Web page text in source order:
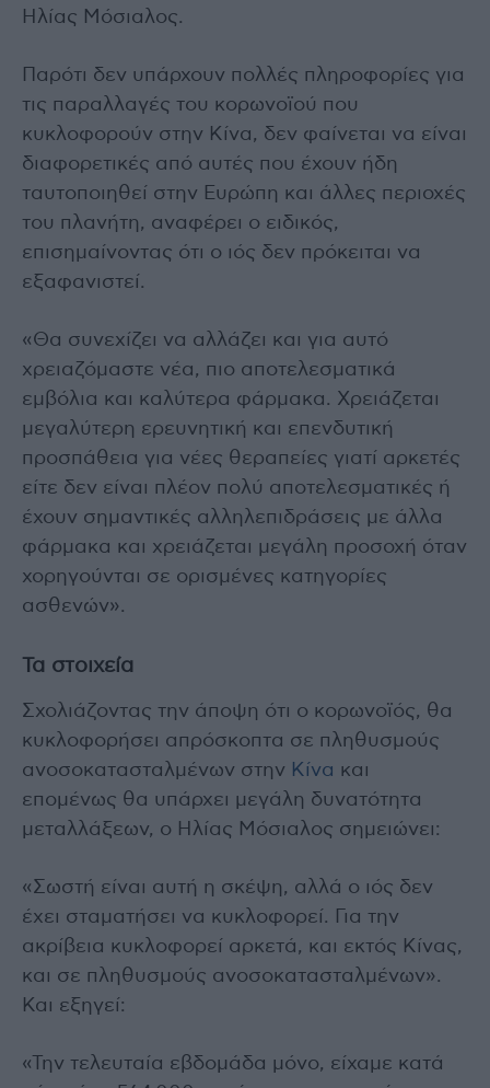
Ηλίας Μόσιαλος.
Παρότι δεν υπάρχουν πολλές πληροφορίες για
τις παραλλαγές του κορωνοϊού που
κυκλοφορούν στην Κίνα, δεν φαίνεται να είναι
διαφορετικές από αυτές που έχουν ήδη
ταυτοποιηθεί στην Ευρώπη και άλλες περιοχές
του πλανήτη, αναφέρει ο ειδικός,
επισημαίνοντας ότι ο ιός δεν πρόκειται να
εξαφανιστεί.
«Θα συνεχίζει να αλλάζει και για αυτό
χρειαζόμαστε νέα, πιο αποτελεσματικά
εμβόλια και καλύτερα φάρμακα. Χρειάζεται
μεγαλύτερη ερευνητική και επενδυτική
προσπάθεια για νέες θεραπείες γιατί αρκετές
είτε δεν είναι πλέον πολύ αποτελεσματικές ή
έχουν σημαντικές αλληλεπιδράσεις με άλλα
φάρμακα και χρειάζεται μεγάλη προσοχή όταν
χορηγούνται σε ορισμένες κατηγορίες
ασθενών».
Τα στοιχεία
Σχολιάζοντας την άποψη ότι ο κορωνοϊός, θα
κυκλοφορήσει απρόσκοπτα σε πληθυσμούς
ανοσοκατασταλμένων στην Κίνα και
επομένως θα υπάρχει μεγάλη δυνατότητα
μεταλλάξεων, ο Ηλίας Μόσιαλος σημειώνει:
«Σωστή είναι αυτή η σκέψη, αλλά ο ιός δεν
έχει σταματήσει να κυκλοφορεί. Για την
ακρίβεια κυκλοφορεί αρκετά, και εκτός Κίνας,
και σε πληθυσμούς ανοσοκατασταλμένων».
Και εξηγεί:
«Την τελευταία εβδομάδα μόνο, είχαμε κατά